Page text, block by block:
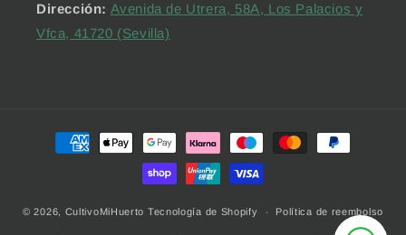
Dirección: Avenida de Utrera, 58A, Los Palacios y
Vfca, 41720 (Sevilla)
Formas
© 2026, CultivoMiHuerto Tecnología de Shopify Política de reembolso